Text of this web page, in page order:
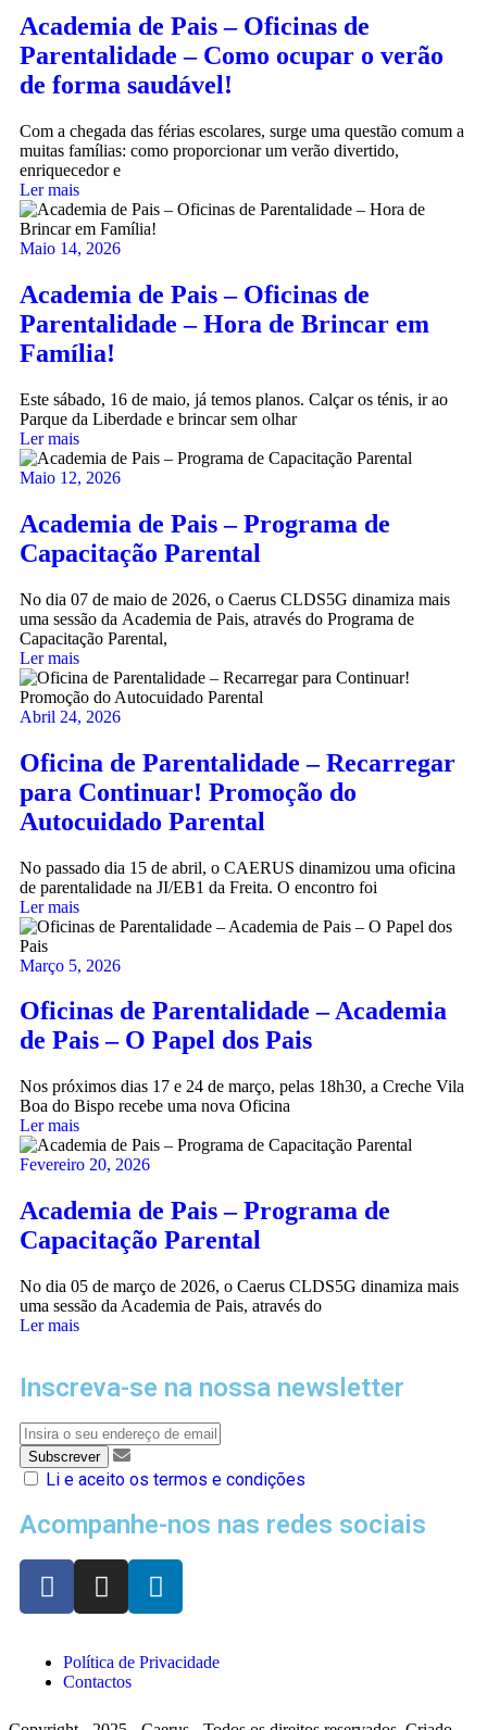
Academia de Pais – Oficinas de
Parentalidade – Como ocupar o verão
de forma saudável!
Com a chegada das férias escolares, surge uma questão comum a
muitas famílias: como proporcionar um verão divertido,
enriquecedor e
Ler mais
Maio 14, 2026
Academia de Pais – Oficinas de
Parentalidade – Hora de Brincar em
Família!
Este sábado, 16 de maio, já temos planos. Calçar os ténis, ir ao
Parque da Liberdade e brincar sem olhar
Ler mais
Maio 12, 2026
Academia de Pais – Programa de
Capacitação Parental
No dia 07 de maio de 2026, o Caerus CLDS5G dinamiza mais
uma sessão da Academia de Pais, através do Programa de
Capacitação Parental,
Ler mais
Abril 24, 2026
Oficina de Parentalidade – Recarregar
para Continuar! Promoção do
Autocuidado Parental
No passado dia 15 de abril, o CAERUS dinamizou uma oficina
de parentalidade na JI/EB1 da Freita. O encontro foi
Ler mais
Março 5, 2026
Oficinas de Parentalidade – Academia
de Pais – O Papel dos Pais
Nos próximos dias 17 e 24 de março, pelas 18h30, a Creche Vila
Boa do Bispo recebe uma nova Oficina
Ler mais
Fevereiro 20, 2026
Academia de Pais – Programa de
Capacitação Parental
No dia 05 de março de 2026, o Caerus CLDS5G dinamiza mais
uma sessão da Academia de Pais, através do
Ler mais
Inscreva-se na nossa newsletter
Li e aceito os termos e condições
Acompanhe-nos nas redes sociais
Política de Privacidade
Contactos